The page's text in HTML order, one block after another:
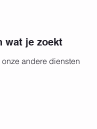
wat je zoekt
andere diensten